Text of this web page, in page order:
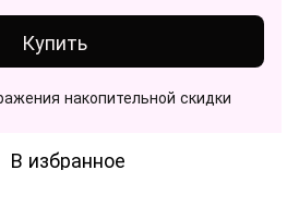
Купить
накопительной скидки
В избранное